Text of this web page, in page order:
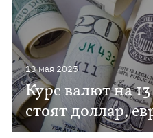
13 мая 2025
Курс валют на
стоят доллар,